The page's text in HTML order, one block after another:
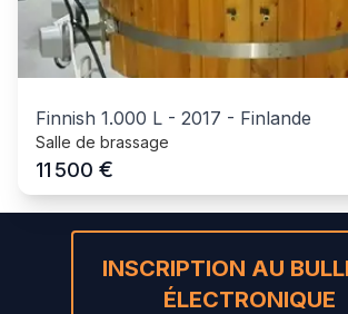
Finnish 1.000 L - 2017 - Finlande
Salle de brassage
11 500 €
INSCRIPTION AU
ÉLECTRONIQUE